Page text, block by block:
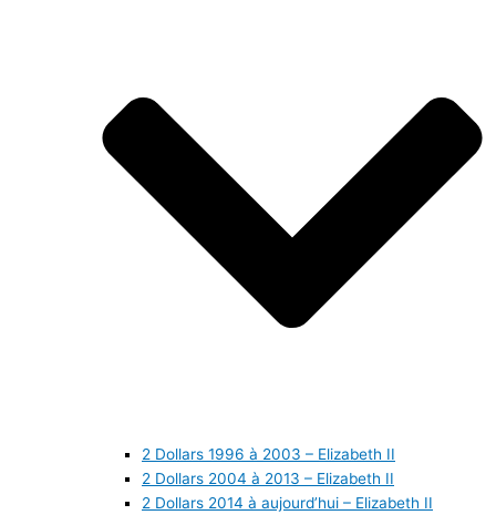
2 Dollars 1996 à 2003 – Elizabeth II
2 Dollars 2004 à 2013 – Elizabeth II
2 Dollars 2014 à aujourd’hui – Elizabeth II